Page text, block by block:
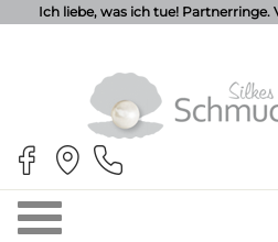
Ich liebe, was ich tue! Partnerringe.